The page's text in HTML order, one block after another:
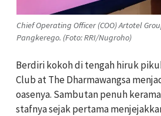
Chief Operating Officer (COO) Artotel
Pangkerego. (Foto: RRI/Nugroho)
Berdiri kokoh di tengah hiruk
Club at The Dharmawangsa
oasenya. Sambutan penuh
stafnya sejak pertama